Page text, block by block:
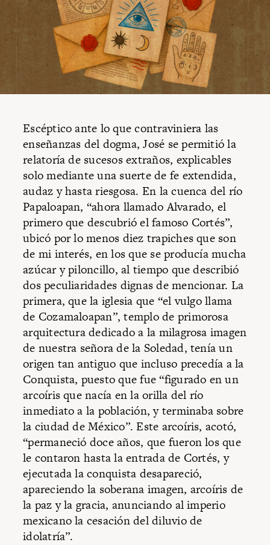
Escéptico ante lo que contraviniera las
enseñanzas del dogma, José se permitió la
relatoría de sucesos extraños, explicables
solo mediante una suerte de fe extendida,
audaz y hasta riesgosa. En la cuenca del río
Papaloapan, “ahora llamado Alvarado, el
primero que descubrió el famoso Cortés”,
ubicó por lo menos diez trapiches que son
de mi interés, en los que se producía mucha
azúcar y piloncillo, al tiempo que describió
dos peculiaridades dignas de mencionar. La
primera, que la iglesia que “el vulgo llama
de Cozamaloapan”, templo de primorosa
arquitectura dedicado a la milagrosa imagen
de nuestra señora de la Soledad, tenía un
origen tan antiguo que incluso precedía a la
Conquista, puesto que fue “figurado en un
arcoíris que nacía en la orilla del río
inmediato a la población, y terminaba sobre
la ciudad de México”. Este arcoíris, acotó,
“permaneció doce años, que fueron los que
le contaron hasta la entrada de Cortés, y
ejecutada la conquista desapareció,
apareciendo la soberana imagen, arcoíris de
la paz y la gracia, anunciando al imperio
mexicano la cesación del diluvio de
idolatría”.